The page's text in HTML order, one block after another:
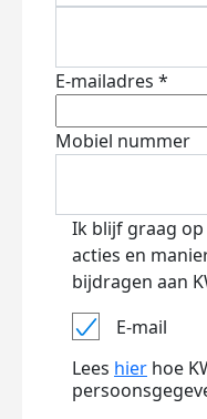
E-mailadres *
Mobiel nummer
Ik blijf graag
acties en
bijdragen aan
E-mail
Lees hier hoe